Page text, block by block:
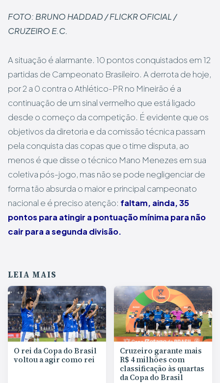
FOTO: BRUNO HADDAD / FLICKR OFICIAL /
CRUZEIRO E.C.
A situação é alarmante. 10 pontos conquistados em 12
partidas de Campeonato Brasileiro. A derrota de hoje,
por 2 a 0 contra o Athlético-PR no Mineirão é a
continuação de um sinal vermelho que está ligado
desde o começo da competição. É evidente que os
objetivos da diretoria e da comissão técnica passam
pela conquista das copas que o time disputa, ao
menos é que disse o técnico Mano Menezes em sua
coletiva pós-jogo, mas não se pode negligenciar de
forma tão absurda o maior e principal campeonato
nacional e é preciso atenção: faltam, ainda, 35
pontos para atingir a pontuação mínima para não
cair para a segunda divisão.
LEIA MAIS
O rei da Copa do Brasil
voltou a agir como rei
Cruzeiro garante mais
R$ 4 milhões com
classificação às quartas
da Copa do Brasil